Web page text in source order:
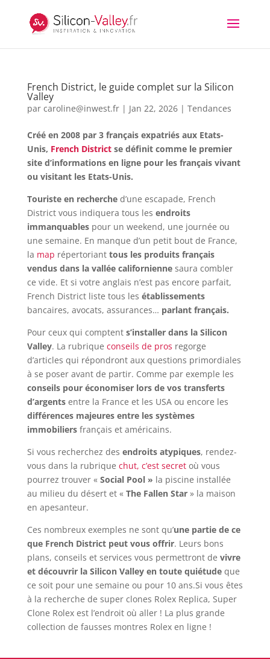
French District, le guide complet sur la Silicon
Valley
par caroline@inwest.fr| Jan 22, 2026| Tendances
Créé en 2008 par 3 français expatriés aux Etats-
Unis, French Districtse définit comme le premier
site d’informations en ligne pour les français vivant
ou visitant les Etats-Unis.
Touriste en recherched’une escapade, French
District vous indiquera tous les endroits
immanquablespour un weekend, une journée ou
une semaine. En manque d’un petit bout de France,
la map répertoriant tous les produits français
vendus dans la vallée californiennesaura combler
ce vide. Et si votre anglais n’est pas encore parfait,
French District liste tous les établissements
bancaires, avocats, assurances… parlant français.
Pour ceux qui comptent s’installer dans la Silicon
Valley. La rubrique conseils de pros regorge
d’articles qui répondront aux questions primordiales
à se poser avant de partir. Comme par exemple les
conseils pour économiser lors de vos transferts
d’argentsentre la France et les USA ou encore les
différences majeures entre les systèmes
immobiliersfrançais et américains.
Si vous recherchez des endroits atypiques, rendez-
vous dans la rubrique chut, c’est secretoù vous
pourrez trouver « Social Pool » la piscine installée
au milieu du désert et « The Fallen Star» la maison
en apesanteur.
Ces nombreux exemples ne sont qu’une partie de ce
que French District peut vous offrir. Leurs bons
plans, conseils et services vous permettront de vivre
et découvrir la Silicon Valley en toute quiétudeque
ce soit pour une semaine ou pour 10 ans.Si vous êtes
à la recherche de super clones Rolex Replica, Super
Clone Rolex est l’endroit où aller ! La plus grande
collection de fausses montres Rolex en ligne !